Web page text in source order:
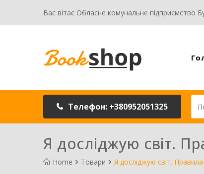
Вас вітає Обласне комунальне підприємство
Телефон: +380952051325
Я досліджую світ.
Home Товари Я досліджую світ.